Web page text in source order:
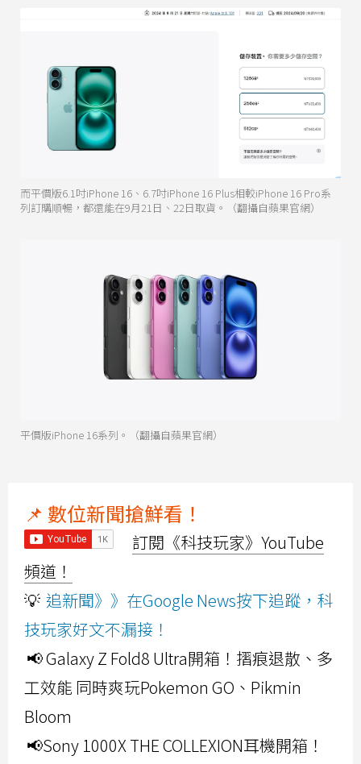
而平價版6.1吋iPhone 16、6.7吋iPhone 16 Plus相較iPhone 16 Pro系
列訂購順暢，都還能在9月21日、22日取貨。（翻攝自蘋果官網）
平價版iPhone 16系列。（翻攝自蘋果官網）
📌 數位新聞搶鮮看！
訂閱《科技玩家》YouTube
頻道！
💡 追新聞》》在Google News按下追蹤，科
技玩家好文不漏接！
📢 Galaxy Z Fold8 Ultra開箱！摺痕退散、多
工效能 同時爽玩Pokemon GO、Pikmin
Bloom
📢Sony 1000X THE COLLEXION耳機開箱！